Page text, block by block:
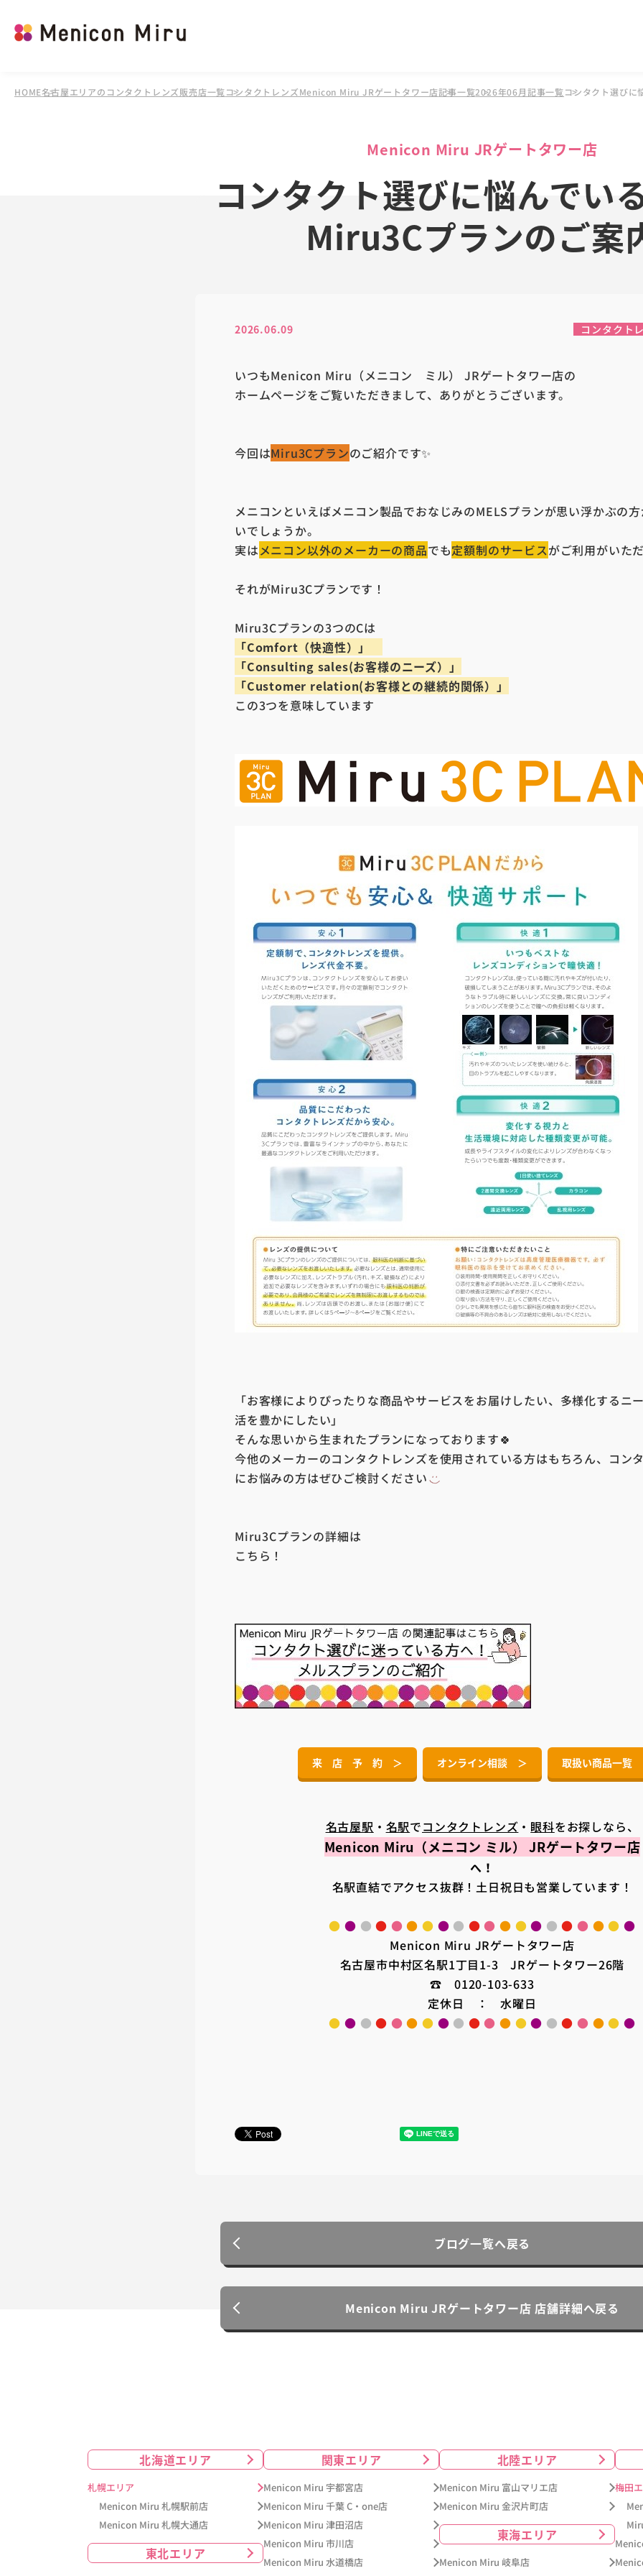
HOME名古屋エリアのコンタクトレンズ販売店一覧コンタクトレンズMenicon Miru JRゲートタワー店記事一覧2026年06月記事一覧コンタクト選びに
Menicon Miru JRゲートタワー店
コンタクト選びに悩んでい
Miru3Cプランのご案
2026.06.09 コンタクト
いつもMenicon Miru（メニコン ミル） JRゲートタワー店の
ホームページをご覧いただきまして、ありがとうございます。
今回はMiru3Cプランのご紹介です✨
メニコンといえばメニコン製品でおなじみのMELSプランが思い浮かぶの
いでしょうか。
実はメニコン以外のメーカーの商品でも定額制のサービスがご利用がいた
それがMiru3Cプランです！
Miru3Cプランの3つのCは
「Comfort（快適性）」
「Consulting sales(お客様のニーズ）」
「Customer relation(お客様との継続的関係）」
この3つを意味しています
「お客様によりぴったりな商品やサービスをお届けしたい、多様化するニ
活を豊かにしたい」
そんな思いから生まれたプランになっております🍀
今他のメーカーのコンタクトレンズを使用されている方はもちろん、コン
にお悩みの方はぜひご検討ください
Miru3Cプランの詳細は
こちら！
来 店 予 約 ＞ オンライン相談 ＞ 取扱い商品一覧
名古屋駅 ・ 名駅でコンタクトレンズ ・ 眼科をお探しなら、
Menicon Miru（メニコン ミル） JRゲートタワー店
へ！
名駅直結でアクセス抜群！土日祝日も営業しています！
● ● ●● ●● ● ● ● ●● ● ●● ●●● ●● ●
Menicon Miru JRゲートタワー店
名古屋市中村区名駅1丁目1-3 JRゲートタワー26階
☎ 0120-103-633
定休日 ： 水曜日
● ● ●● ●● ● ● ● ●● ● ●● ●●● ●● ●
ブログ一覧へ戻る
Menicon Miru JRゲートタワー店 店舗詳細へ戻る
北海道エリア
札幌エリア
Menicon Miru 札幌駅前店
Menicon Miru 札幌大通店
東北エリア
関東エリア
Menicon Miru 宇都宮店
Menicon Miru 千葉 C・one店
Menicon Miru 津田沼店
Menicon Miru 市川店
Menicon Miru 水道橋店
北陸エリア
Menicon Miru 富山マリエ店
Menicon Miru 金沢片町店
東海エリア
Menicon Miru 岐阜店
梅田